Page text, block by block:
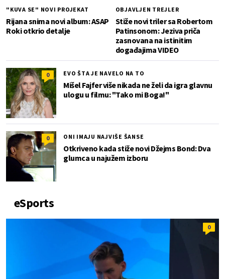
"KUVA SE" NOVI PROJEKAT
Rijana snima novi album: ASAP
Roki otkrio detalje
OBJAVLJEN TREJLER
Stiže novi triler sa Robertom
Patinsonom: Jeziva priča
zasnovana na istinitim
događajima VIDEO
0 EVO ŠTA JE NAVELO NA TO
Mišel Fajfer više nikada ne želi da igra glavnu
ulogu u filmu: "Tako mi Boga!"
0 ONI IMAJU NAJVIŠE ŠANSE
Otkriveno kada stiže novi Džejms Bond: Dva
glumca u najužem izboru
eSports
0